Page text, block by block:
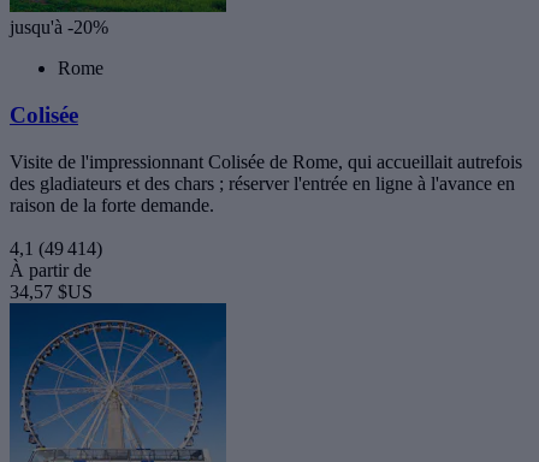
jusqu'à -20%
Rome
Colisée
Visite de l'impressionnant Colisée de Rome, qui accueillait autrefois
des gladiateurs et des chars ; réserver l'entrée en ligne à l'avance en
raison de la forte demande.
4,1 (49 414)
À partir de
34,57 $US